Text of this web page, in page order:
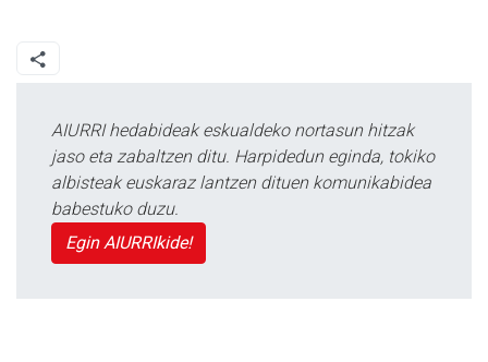
AIURRI hedabideak eskualdeko nortasun hitzak
jaso eta zabaltzen ditu. Harpidedun eginda, tokiko
albisteak euskaraz lantzen dituen komunikabidea
babestuko duzu.
Egin AIURRIkide!